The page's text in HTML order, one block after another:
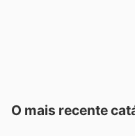
O mais recente